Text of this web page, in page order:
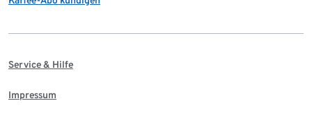
Service & Hilfe
Impressum